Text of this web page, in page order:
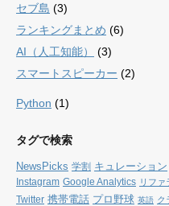
セブ島 (3)
ランキングまとめ (6)
AI（人工知能）
(3)
スマートスピーカー (2)
Python (1)
タグで検索
NewsPicks 学割 キュレーション
Instagram Google Analytics リファ
Twitter 携帯電話 プロ野球 英語 ク